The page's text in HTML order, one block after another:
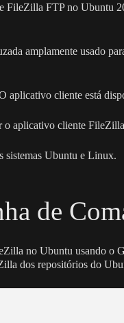
FileZilla FTP no Ubuntu
amplamente usado
aplicativo cliente está
o aplicativo cliente
sistemas Ubuntu e Linux.
de
no Ubuntu usando o
dos repositórios do